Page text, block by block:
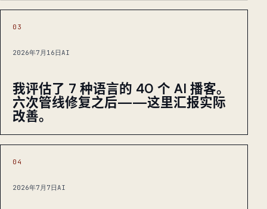
03
2026年7月16日AI
我评估了 7 种语言的 40 个 AI 播客。
六次管线修复之后——这里汇报实际
改善。
04
2026年7月7日AI